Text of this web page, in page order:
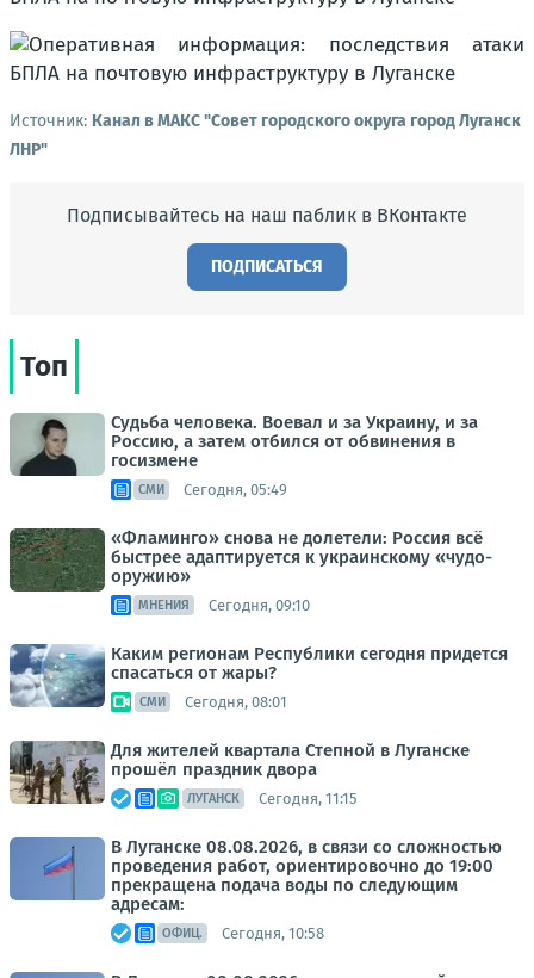
Источник: Канал в МАКС "Совет городского округа город Луганск
ЛНР"
Подписывайтесь на наш паблик в ВКонтакте
ПОДПИСАТЬСЯ
Топ
Судьба человека. Воевал и за Украину, и за
Россию, а затем отбился от обвинения в
госизмене
СМИ Сегодня, 05:49
«Фламинго» снова не долетели: Россия всё
быстрее адаптируется к украинскому «чудо-
оружию»
МНЕНИЯ Сегодня, 09:10
Каким регионам Республики сегодня придется
спасаться от жары?
СМИ Сегодня, 08:01
Для жителей квартала Степной в Луганске
прошёл праздник двора
ЛУГАНСК Сегодня, 11:15
В Луганске 08.08.2026, в связи со сложностью
проведения работ, ориентировочно до 19:00
прекращена подача воды по следующим
адресам:
ОФИЦ. Сегодня, 10:58